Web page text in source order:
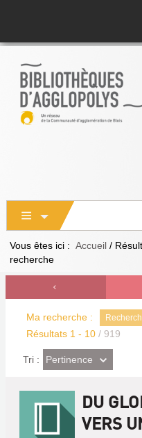
Vous êtes ici : Accueil /
recherche
Ma recherche :
Résultats 1 - 10 / 919
Tri : (Effet
imédiat)
Pertinence
DU
VERS